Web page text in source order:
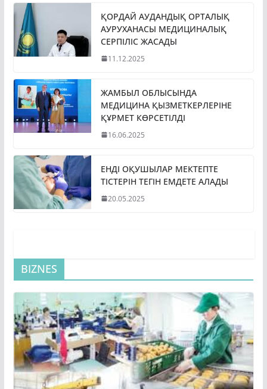
ҚОРДАЙ АУДАНДЫҚ ОРТАЛЫҚ
АУРУХАНАСЫ МЕДИЦИНАЛЫҚ
СЕРПІЛІС ЖАСАДЫ
11.12.2025
ЖАМБЫЛ ОБЛЫСЫНДА
МЕДИЦИНА ҚЫЗМЕТКЕРЛЕРІНЕ
ҚҰРМЕТ КӨРСЕТІЛДІ
16.06.2025
ЕНДІ ОҚУШЫЛАР МЕКТЕПТЕ
ТІСТЕРІН ТЕГІН ЕМДЕТЕ АЛАДЫ
20.05.2025
BIZNES